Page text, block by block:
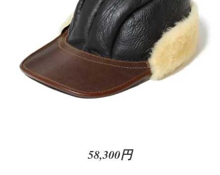
58,300円